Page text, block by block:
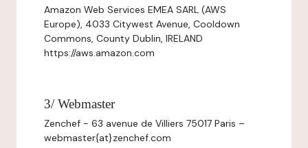
Amazon Web Services EMEA SARL (AWS
Europe), 4033 Citywest Avenue, Cooldown
Commons, County Dublin, IRELAND
https://aws.amazon.com
3/ Webmaster
Zenchef - 63 avenue de Villiers 75017 Paris –
webmaster{at}zenchef.com